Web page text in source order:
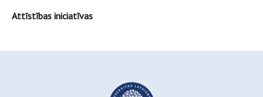
Attīstības iniciatīvas